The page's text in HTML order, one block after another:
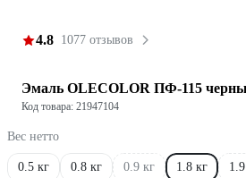
4.8 1077 отзывов
Эмаль OLECOLOR ПФ-115
Код товара: 21947104
Вес нетто
0.5 кг 0.8 кг 0.9 кг 1.8 кг